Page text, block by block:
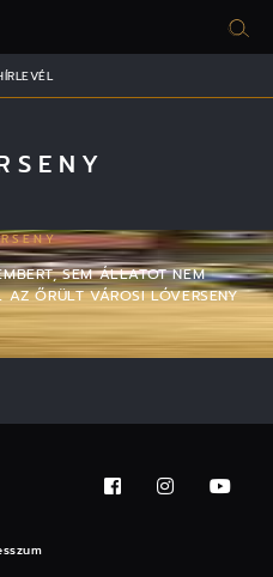
SEM ÁLLATOT NEM
AZ ŐRÜLT VÁROSI LÓVERSENY